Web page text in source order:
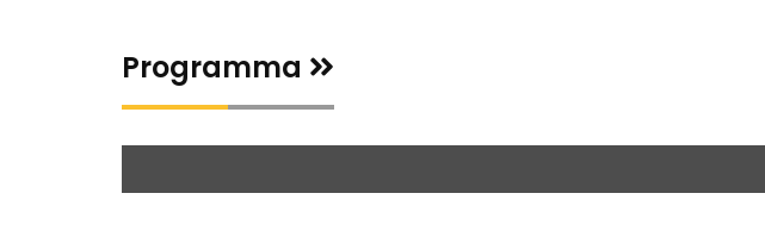
Programma